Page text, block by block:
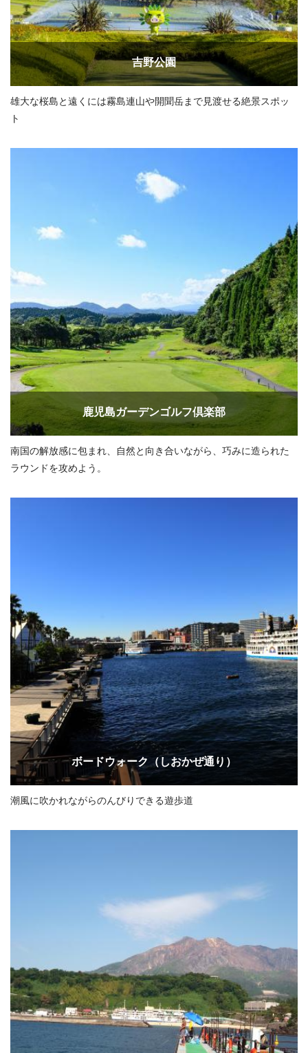
吉野公園
雄大な桜島と遠くには霧島連山や開聞岳まで見渡せる絶景スポッ
ト
鹿児島ガーデンゴルフ倶楽部
南国の解放感に包まれ、自然と向き合いながら、巧みに造られた
ラウンドを攻めよう。
ボードウォーク（しおかぜ通り）
潮風に吹かれながらのんびりできる遊歩道